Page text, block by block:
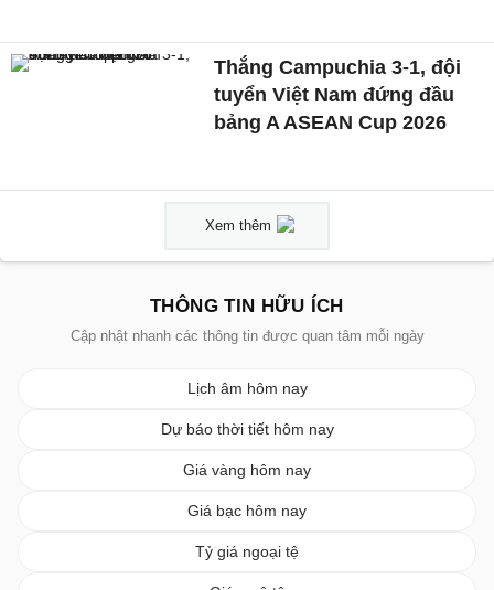
Thắng Campuchia 3-1, đội
tuyển Việt Nam đứng đầu
bảng A ASEAN Cup 2026
Xem thêm
THÔNG TIN HỮU ÍCH
Cập nhật nhanh các thông tin được quan tâm mỗi ngày
Lịch âm hôm nay
Dự báo thời tiết hôm nay
Giá vàng hôm nay
Giá bạc hôm nay
Tỷ giá ngoại tệ